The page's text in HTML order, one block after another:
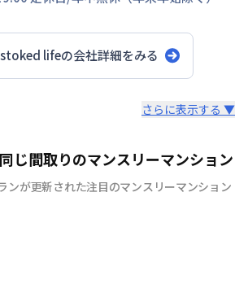
lifeの会社詳細をみる
マンション、ウィークリーマンション
マンション、ウィークリーマンショ
stoked lifeにお任せください！ 7日間
あれば、ご利用が頂けます。当社で
さらに表示する ▼
じ間取りのマンスリーマンション
ンが更新された注目のマンスリーマンション